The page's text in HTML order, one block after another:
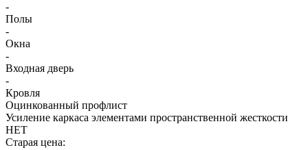
-
Полы
-
Окна
-
Входная дверь
-
Кровля
Оцинкованный профлист
Усиление каркаса элементами пространственной жесткости
НЕТ
Старая цена: